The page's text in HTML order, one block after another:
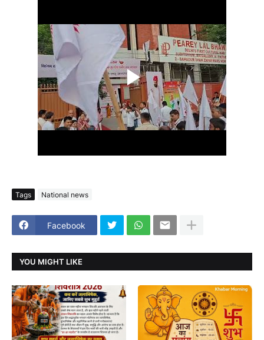
Tags National news
Facebook
YOU MIGHT LIKE